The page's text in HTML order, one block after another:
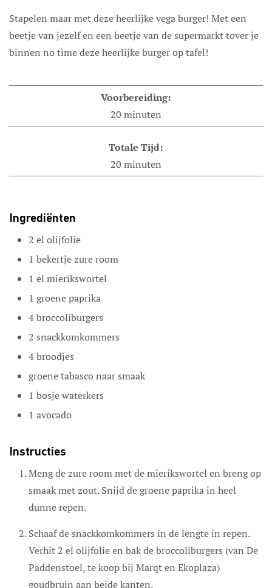
Stapelen maar met deze heerlijke vega burger! Met een
beetje van jezelf en een beetje van de supermarkt tover je
binnen no time deze heerlijke burger op tafel!
Voorbereiding:
20 minuten
Totale Tijd:
20 minuten
Ingrediënten
2 el olijfolie
1 bekertje zure room
1 el mierikswortel
1 groene paprika
4broccoliburgers
2 snackkomkommers
4broodjes
groene tabasco naar smaak
1 bosje waterkers
1 avocado
Instructies
Meng de zure room met de mierikswortel en breng op
smaak met zout. Snijd de groene paprika in heel
dunne repen.
Schaaf de snackkomkommers in de lengte in repen.
Verhit 2 el olijfolie en bak de broccoliburgers (van De
Paddenstoel, te koop bij Marqt en Ekoplaza)
goudbruin aan beide kanten.